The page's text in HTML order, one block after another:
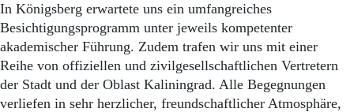
In Königsberg erwartete uns ein umfangreiches
Besichtigungsprogramm unter jeweils kompetenter
akademischer Führung. Zudem trafen wir uns mit einer
Reihe von offiziellen und zivilgesellschaftlichen Vertretern
der Stadt und der Oblast Kaliningrad. Alle Begegnungen
verliefen in sehr herzlicher, freundschaftlicher Atmosphäre,